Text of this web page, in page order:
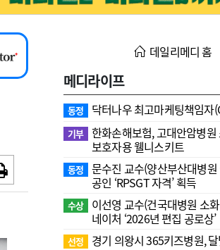
지침·기준·평가 약제급여
데일리메디 홈
메디라이프
동정 닥터나우 최고마케팅책임자
기부 한화손해보험, 고대안암병
보호자용 웰니스키트
동정
문수진 교수( 양산부산대병
공인 ‘RPSGT 자격’ 획득
수상
이선영 교수(건국대병원 소
네이처 ‘2026년 편집 공로상’
선정 경기 의왕시 365키즈병원,